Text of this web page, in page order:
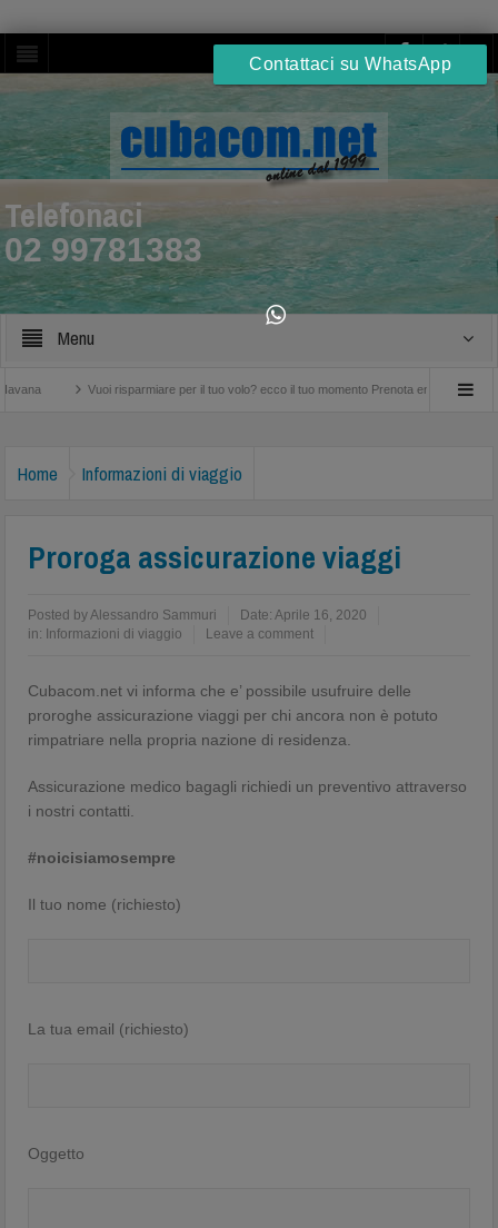
Telefonaci
02 99781383
Menu
Vuoi risparmiare per il tuo volo? ecco il tuo momento Prenota entro il 25 Settembre
Home Informazioni di viaggio
Proroga assicurazione viaggi
Posted byAlessandro Sammuri Date:Aprile 16, 2020
in: Informazioni di viaggio Leave a comment
Cubacom.net vi informa che e’ possibile usufruire delle
proroghe assicurazione viaggi per chi ancora non è potuto
rimpatriare nella propria nazione di residenza.
Assicurazione medico bagagli richiedi un preventivo attraverso
i nostri contatti.
#noicisiamosempre
Il tuo nome (richiesto)
La tua email (richiesto)
Oggetto
Contattaci su WhatsApp